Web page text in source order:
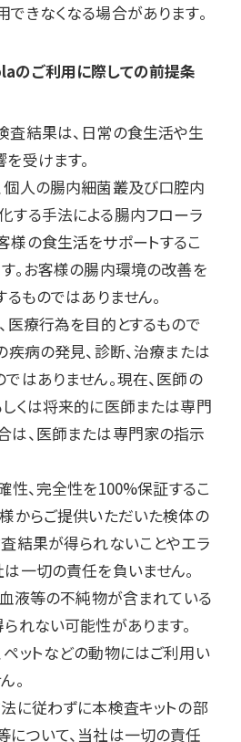
きなくなる場合があります。
のご利用に際しての前提条
査結果は、日常の食生活や生
受けます。
個人の腸内細菌叢及び口腔内
する手法による腸内フローラ
様の食生活をサポートするこ
。お客様の腸内環境の改善を
るものではありません。
医療行為を目的とするもので
疾病の発見、診断、治療または
はありません。現在、医師の
くは将来的に医師または専門
は、医師または専門家の指示
性、完全性を100%保証するこ
からご提供いただいた検体の
結果が得られないことやエラ
一切の責任を負いません。
血液等の不純物が含まれている
れない可能性があります。
ペットなどの動物にはご利用い
。
に従わずに本検査キットの部
について、当社は一切の責任